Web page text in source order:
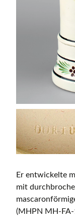
Er entwickelte
mit
(MHPN MH-FA-